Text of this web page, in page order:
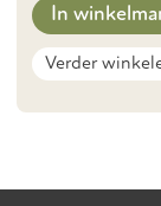
In
Verder